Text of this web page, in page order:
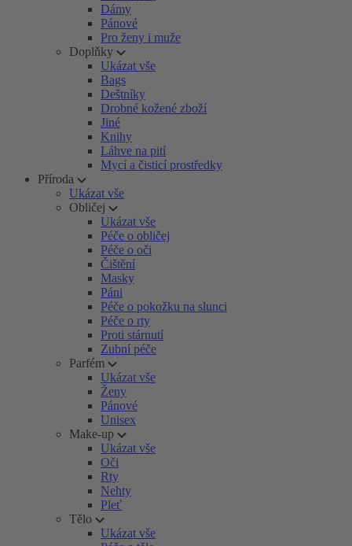
Dámy
Pánové
Pro ženy i muže
Doplňky
Ukázat vše
Bags
Deštníky
Drobné kožené zboží
Jiné
Knihy
Láhve na pití
Mycí a čisticí prostředky
Příroda
Ukázat vše
Obličej
Ukázat vše
Péče o obličej
Péče o oči
Čištění
Masky
Páni
Péče o pokožku na slunci
Péče o rty
Proti stárnutí
Zubní péče
Parfém
Ukázat vše
Ženy
Pánové
Unisex
Make-up
Ukázat vše
Oči
Rty
Nehty
Pleť
Tělo
Ukázat vše